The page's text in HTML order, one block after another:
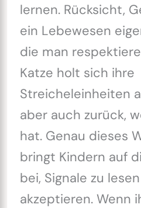
lernen. Rücksicht,
ein Lebewesen
die man
Katze holt sich ihre
Streicheleinheiten
aber auch zurück,
hat. Genau dieses
bringt Kindern auf
bei, Signale zu
akzeptieren. Wenn